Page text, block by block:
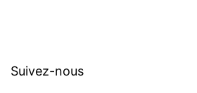
Suivez-nous